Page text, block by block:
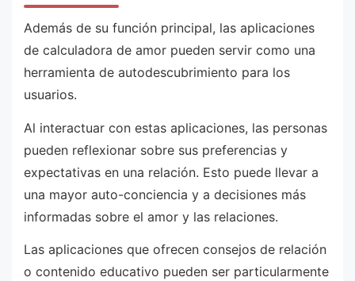
Además de su función principal, las aplicaciones
de calculadora de amor pueden servir como una
herramienta de autodescubrimiento para los
usuarios.
Al interactuar con estas aplicaciones, las personas
pueden reflexionar sobre sus preferencias y
expectativas en una relación. Esto puede llevar a
una mayor auto-conciencia y a decisiones más
informadas sobre el amor y las relaciones.
Las aplicaciones que ofrecen consejos de relación
o contenido educativo pueden ser particularmente